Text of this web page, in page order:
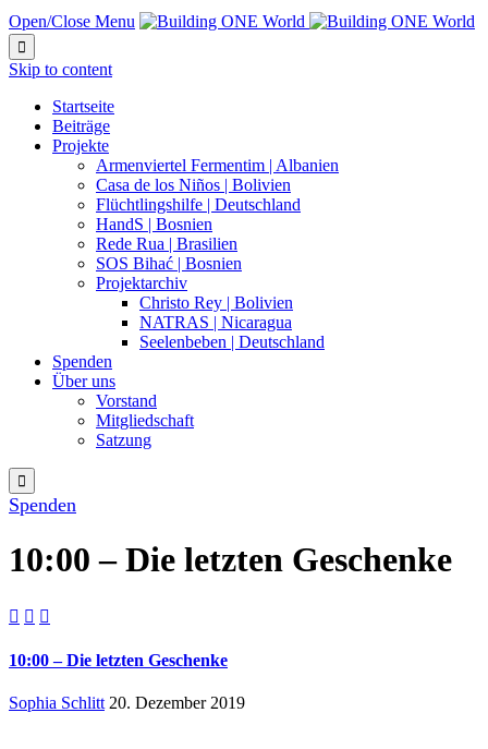
Open/Close Menu

Skip to content
Startseite
Beiträge
Projekte
Armenviertel Fermentim | Albanien
Casa de los Niños | Bolivien
Flüchtlingshilfe | Deutschland
HandS | Bosnien
Rede Rua | Brasilien
SOS Bihać | Bosnien
Projektarchiv
Christo Rey | Bolivien
NATRAS | Nicaragua
Seelenbeben | Deutschland
Spenden
Über uns
Vorstand
Mitgliedschaft
Satzung

Spenden
10:00 – Die letzten Geschenke
  
10:00 – Die letzten Geschenke
Sophia Schlitt 20. Dezember 2019